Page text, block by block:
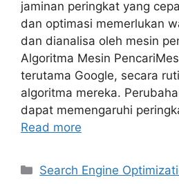
jaminan peringkat yang
dan optimasi memerlukan
dan dianalisa oleh mesin
Algoritma Mesin
terutama Google, secara
algoritma mereka.
dapat memengaruhi
Read more
Search Engine